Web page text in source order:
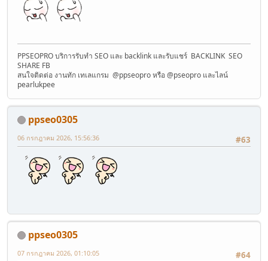
PPSEOPRO บริการรับทำ SEO และ backlink และรับแชร์ BACKLINK SEO
SHARE FB
สนใจติดต่อ งานทัก เทเลแกรม @ppseopro หรือ @pseopro และไลน์
pearlukpee
ppseo0305
#63
06 กรกฎาคม 2026, 15:56:36
ppseo0305
#64
07 กรกฎาคม 2026, 01:10:05